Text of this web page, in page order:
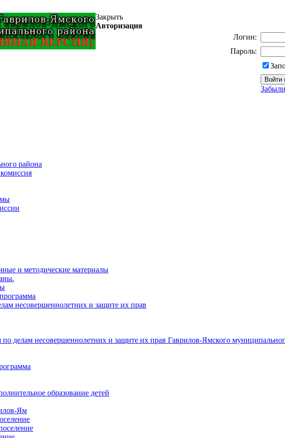
Закрыть
Авторизация
Логин:
Пароль:
района
и методические материалы
несовершеннолетних и защите их прав
по делам несовершеннолетних и защите их прав Гаврилов-Ямского
образование детей
Ям